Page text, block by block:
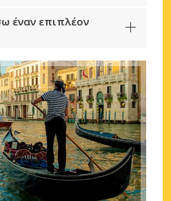
έναν επιπλέον